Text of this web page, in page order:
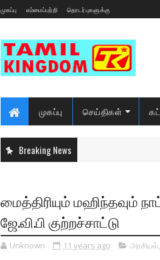
முகப்பு எம்மைப்பற்றி தொடர்புகளுக்கு
முகப்பு செய்திகள்
Breaking News
மைத்திரியும் மஹிந்தவும்
ஜே.வி.பி குற்றச்சாட்டு
Unknown 11 years ago அரசியல்,